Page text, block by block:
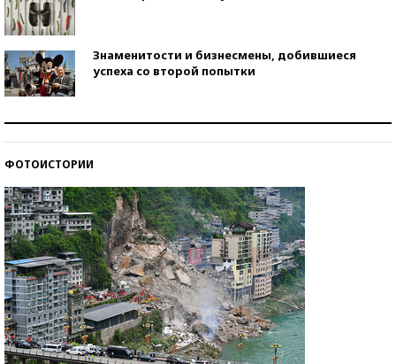
Знаменитости и бизнесмены, добившиеся
успеха со второй попытки
ФОТОИСТОРИИ